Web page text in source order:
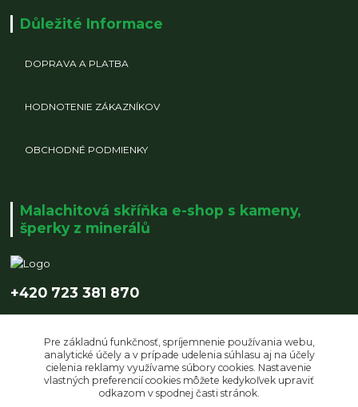
Důležité Informace
DOPRAVA A PLATBA
HODNOTENIE ZÁKAZNÍKOV
OBCHODNÉ PODMIENKY
Malachitová skříňka e-shop s kameny,
šperky z minerálů
+420 723 381 870
Pre základnú funkčnosť, spríjemnenie používania webu,
analytické účely a v prípade udelenia súhlasu aj na účely
cielenia reklamy využívame súbory cookies. Nastavenie
vlastných preferencií cookies môžete kedykoľvek upraviť
odkazom v spodnej časti stránok.